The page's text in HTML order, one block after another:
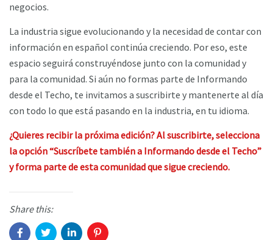
negocios.
La industria sigue evolucionando y la necesidad de contar con
información en español continúa creciendo. Por eso, este
espacio seguirá construyéndose junto con la comunidad y
para la comunidad. Si aún no formas parte de Informando
desde el Techo, te invitamos a suscribirte y mantenerte al día
con todo lo que está pasando en la industria, en tu idioma.
¿Quieres recibir la próxima edición? Al suscribirte, selecciona
la opción “Suscríbete también a Informando desde el Techo”
y forma parte de esta comunidad que sigue creciendo.
Share this: